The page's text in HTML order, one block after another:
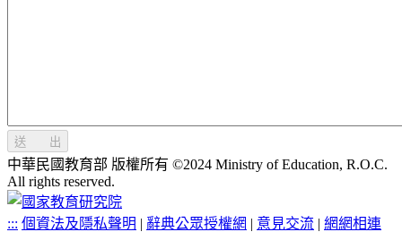
送 出
中華民國教育部 版權所有 ©2024 Ministry of Education, R.O.C.
All rights reserved.
::: 個資法及隱私聲明 | 辭典公眾授權網 | 意見交流 | 網網相連